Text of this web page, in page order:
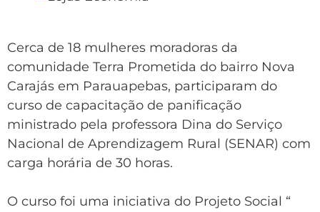
Cerca de 18 mulheres moradoras da
comunidade Terra Prometida do bairro Nova
Carajás em Parauapebas, participaram do
curso de capacitação de panificação
ministrado pela professora Dina do Serviço
Nacional de Aprendizagem Rural (SENAR) com
carga horária de 30 horas.
O curso foi uma iniciativa do Projeto Social “